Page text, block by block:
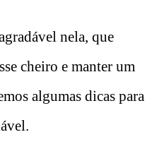
nela, que
cheiro e manter um
algumas dicas para